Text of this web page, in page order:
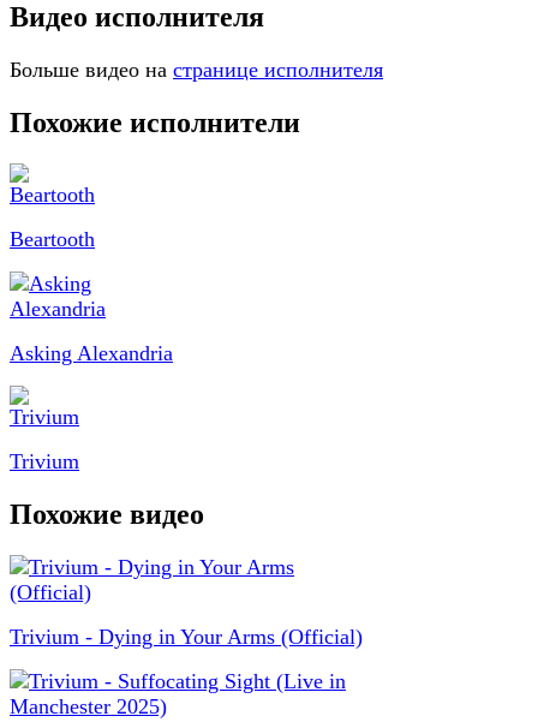
Видео исполнителя
Больше видео на странице исполнителя
Похожие исполнители
Beartooth
Asking Alexandria
Trivium
Похожие видео
Trivium - Dying in Your Arms (Official)